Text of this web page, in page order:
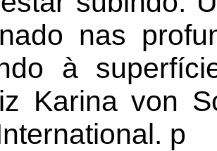
nas
à
Karina von
p